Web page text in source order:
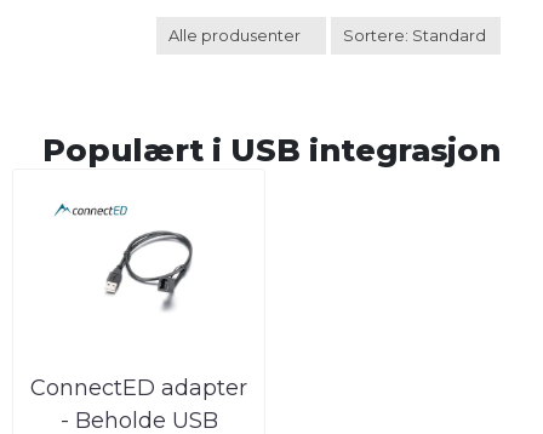
Populært i USB integrasjon
ConnectED adapter
- Beholde USB